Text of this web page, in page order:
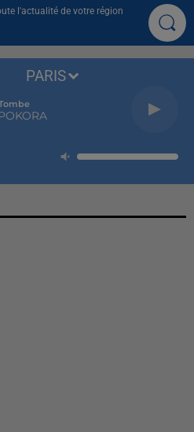
l'actualité de votre région
PARIS